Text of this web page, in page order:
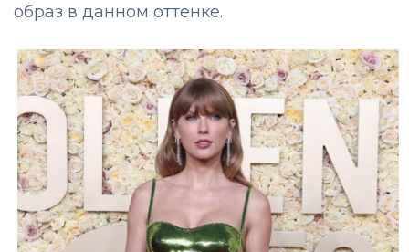
образ в данном оттенке.